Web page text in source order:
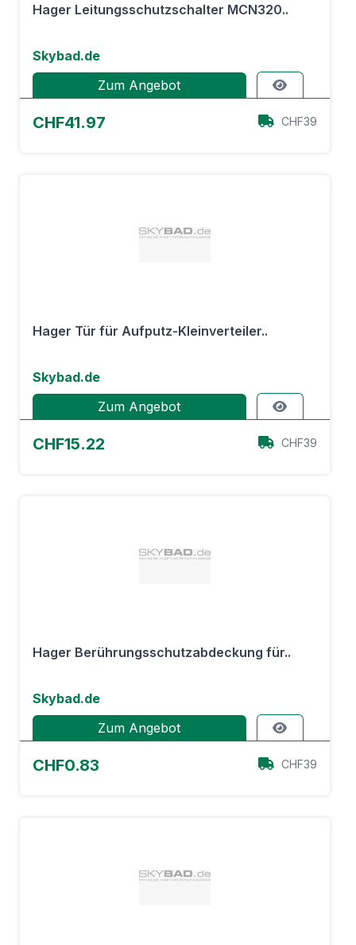
Hager Leitungsschutzschalter MCN320..
Skybad.de
Zum Angebot
CHF41.97 CHF39
Hager Tür für Aufputz-Kleinverteiler..
Skybad.de
Zum Angebot
CHF15.22 CHF39
Hager Berührungsschutzabdeckung für..
Skybad.de
Zum Angebot
CHF0.83 CHF39